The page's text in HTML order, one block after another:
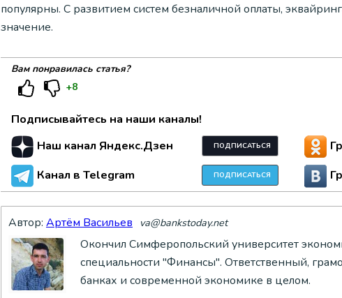
популярны. С развитием систем безналичной оплаты,
значение.
Вам понравилась статья?
+8
Подписывайтесь на наши каналы!
Наш канал Яндекс.Дзен
ПОДПИСАТЬСЯ
Канал в Telegram ПОДПИСАТЬСЯ
Автор: Артём Васильев va@bankstoday.net
Окончил Симферопольский университет
специальности "Финансы". Ответственный,
банках и современной экономике в целом.